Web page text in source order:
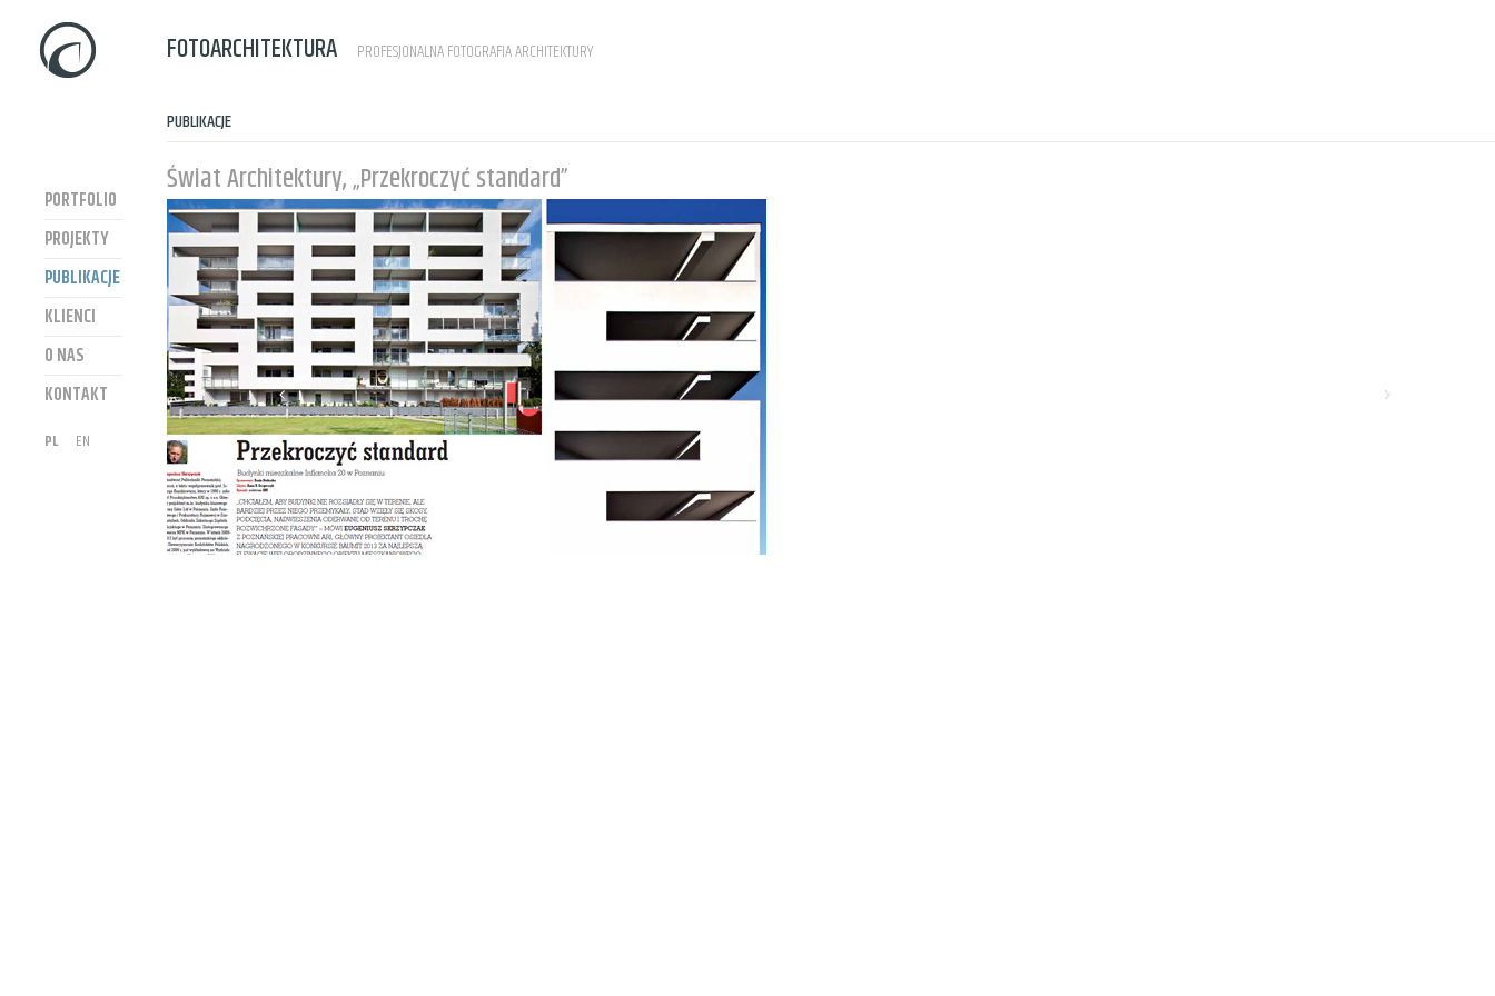
FOTOARCHITEKTURA PROFESJONALNA FOTOGRAFIA ARCHITEKTURY
PORTFOLIO
PROJEKTY
PUBLIKACJE
KLIENCI
O NAS
KONTAKT
PL EN
PUBLIKACJE
Świat Architektury, „Przekroczyć standard”